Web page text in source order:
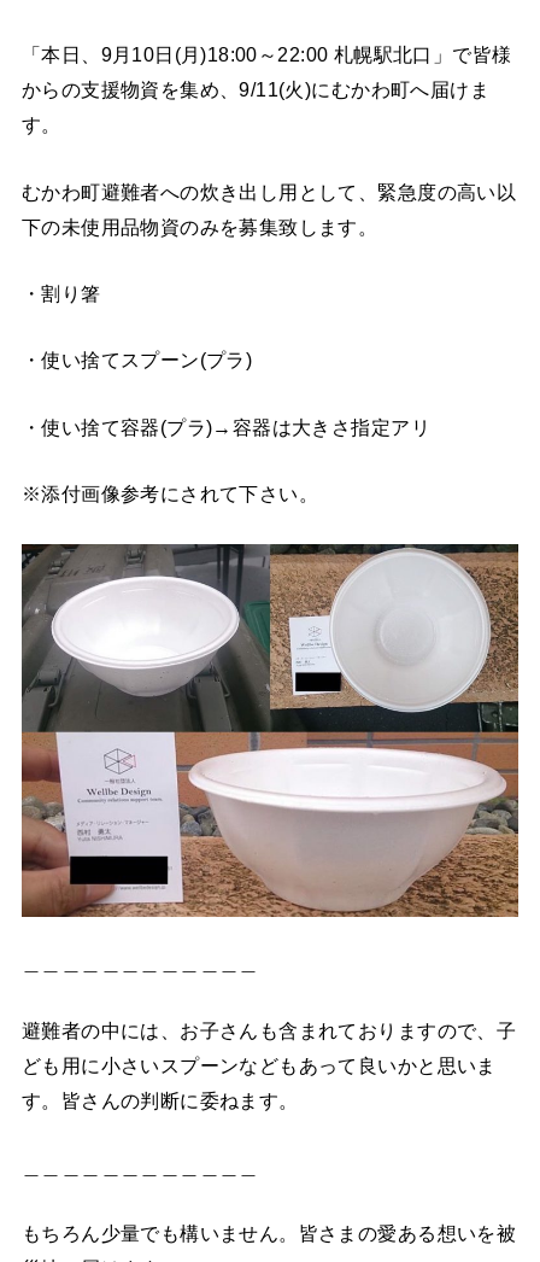
「本日、9月10日(月)18:00～22:00 札幌駅北口」で皆様
からの支援物資を集め、9/11(火)にむかわ町へ届けま
す。
むかわ町避難者への炊き出し用として、緊急度の高い以
下の未使用品物資のみを募集致します。
・割り箸
・使い捨てスプーン(プラ)
・使い捨て容器(プラ)→容器は大きさ指定アリ
※添付画像参考にされて下さい。
避難者の中には、お子さんも含まれておりますので、子
ども用に小さいスプーンなどもあって良いかと思いま
す。皆さんの判断に委ねます。
もちろん少量でも構いません。皆さまの愛ある想いを被